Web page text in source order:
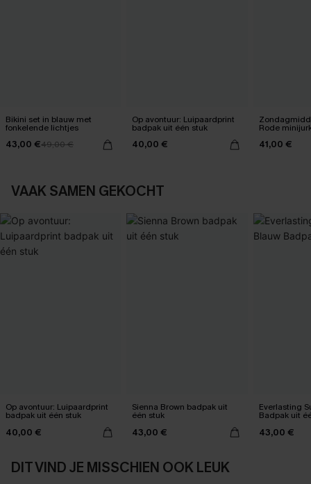
Bikini set in blauw met
fonkelende lichtjes
43,00 €49,00 €
Op avontuur: Luipaardprint
badpak uit één stuk
40,00 €
Rode
41,00 €
VAAK SAMEN GEKOCHT
Op avontuur: Luipaardprint
badpak uit één stuk
40,00 €
Sienna Brown badpak uit
één stuk
43,00 €
Everlasting
Badpak uit
43,00 €
DIT VIND JE MISSCHIEN OOK LEUK